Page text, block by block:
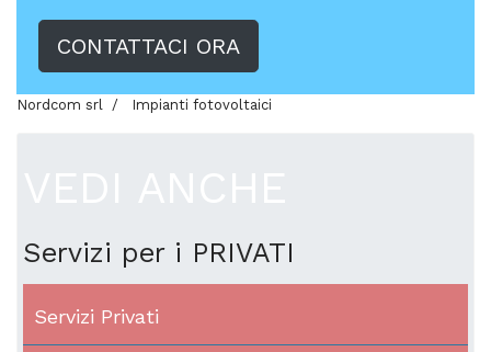
CONTATTACI ORA
Nordcom srl Impianti fotovoltaici
Servizi per i PRIVATI
Servizi Privati